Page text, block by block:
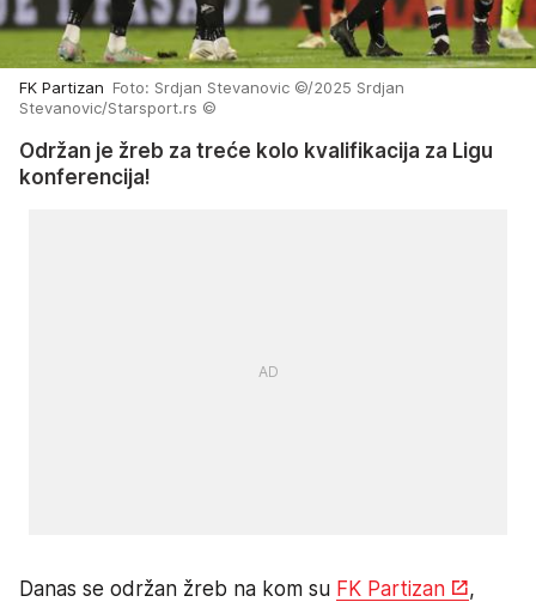
FK Partizan Foto: Srdjan Stevanovic ©/2025 Srdjan
Stevanovic/Starsport.rs ©
Održan je žreb za treće kolo kvalifikacija za Ligu
konferencija!
Danas se održan žreb na kom su FK Partizan
,